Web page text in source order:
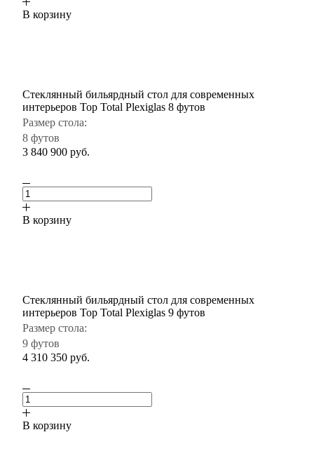
В корзину
Стеклянный бильярдный стол для современных
интерьеров Top Total Plexiglas 8 футов
Размер стола:
8 футов
3 840 900 руб.
В корзину
Стеклянный бильярдный стол для современных
интерьеров Top Total Plexiglas 9 футов
Размер стола:
9 футов
4 310 350 руб.
В корзину